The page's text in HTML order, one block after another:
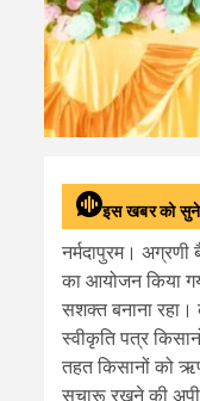
इस खबर को सुने
नर्मदापुरम।
का आयोजन किया
सशक्त बनाना
स्वीकृति पत्र
तहत किसानों को
सुचारू रखने की